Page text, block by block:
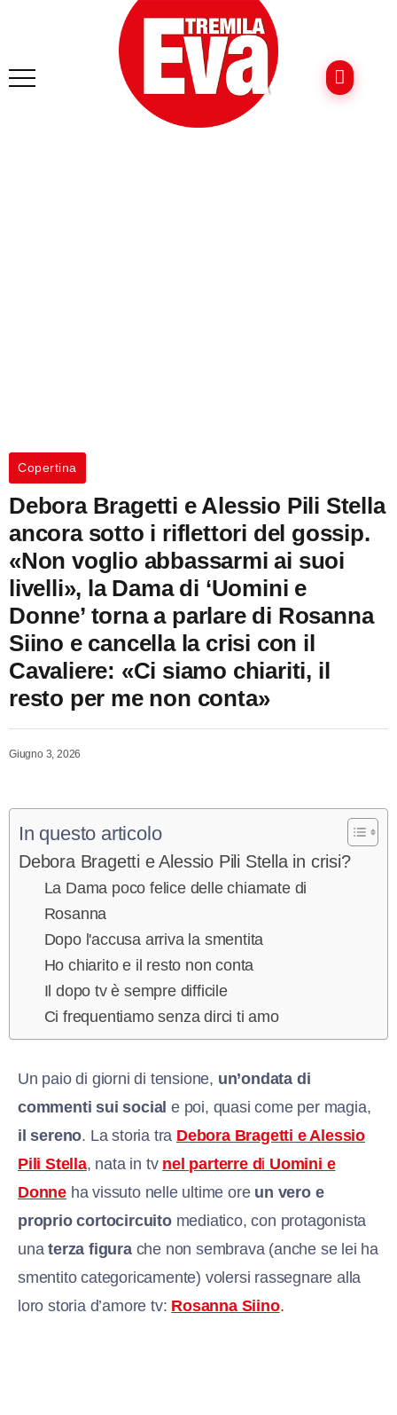
Copertina
Debora Bragetti e Alessio Pili Stella
ancora sotto i riflettori del gossip.
«Non voglio abbassarmi ai suoi
livelli», la Dama di ‘Uomini e
Donne’ torna a parlare di Rosanna
Siino e cancella la crisi con il
Cavaliere: «Ci siamo chiariti, il
resto per me non conta»
Giugno 3, 2026
In questo articolo
Debora Bragetti e Alessio Pili Stella in crisi?
La Dama poco felice delle chiamate di
Rosanna
Dopo l'accusa arriva la smentita
Ho chiarito e il resto non conta
Il dopo tv è sempre difficile
Ci frequentiamo senza dirci ti amo
Un paio di giorni di tensione, un’ondata di
commenti sui social e poi, quasi come per magia,
il sereno. La storia tra Debora Bragetti e Alessio
Pili Stella, nata in tv nel parterre di Uomini e
Donne ha vissuto nelle ultime ore un vero e
proprio cortocircuitomediatico, con protagonista
unaterza figurache non sembrava (anche se lei ha
smentito categoricamente) volersi rassegnare alla
loro storia d’amore tv: Rosanna Siino.